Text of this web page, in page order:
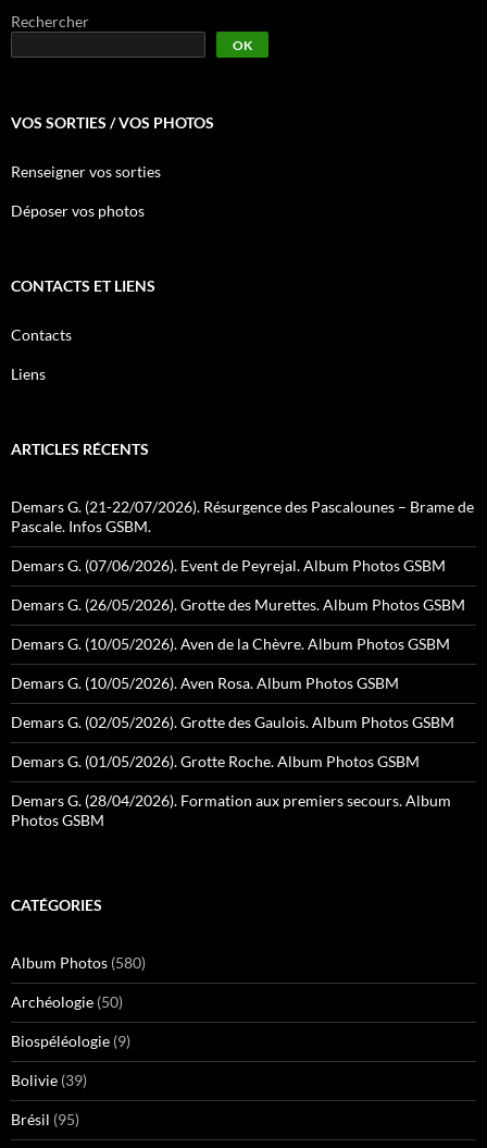
Rechercher
OK
VOS SORTIES / VOS PHOTOS
Renseigner vos sorties
Déposer vos photos
CONTACTS ET LIENS
Contacts
Liens
ARTICLES RÉCENTS
Demars G. (21-22/07/2026). Résurgence des Pascalounes – Brame de
Pascale. Infos GSBM.
Demars G. (07/06/2026). Event de Peyrejal. Album Photos GSBM
Demars G. (26/05/2026). Grotte des Murettes. Album Photos GSBM
Demars G. (10/05/2026). Aven de la Chèvre. Album Photos GSBM
Demars G. (10/05/2026). Aven Rosa. Album Photos GSBM
Demars G. (02/05/2026). Grotte des Gaulois. Album Photos GSBM
Demars G. (01/05/2026). Grotte Roche. Album Photos GSBM
Demars G. (28/04/2026). Formation aux premiers secours. Album
Photos GSBM
CATÉGORIES
Album Photos (580)
Archéologie (50)
Biospéléologie (9)
Bolivie (39)
Brésil (95)